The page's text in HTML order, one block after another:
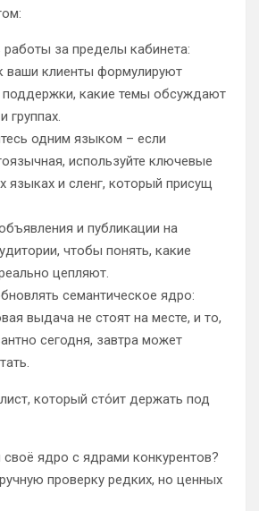
работы за пределы кабинета:
ваши клиенты формулируют
поддержки, какие темы обсуждают
группах.
одним языком – если
используйте ключевые
языках и сленг, который присущ
и публикации на
чтобы понять, какие
цепляют.
семантическое ядро:
выдача не стоят на месте, и то,
сегодня, завтра может
который сто́ит держать под
ядро с ядрами конкурентов?
проверку редких, но ценных